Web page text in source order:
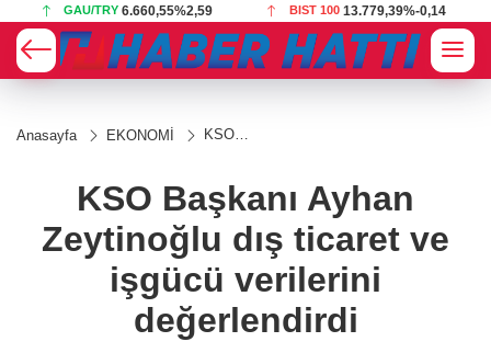
GAU/TRY 6.660,55%2,59 BIST 100 13.779,39%-0,14
Anasayfa EKONOMİ
KSO
Zeytinoğlu
dış ticaret
ve işgücü
verilerini
değerlendirdi
KSO Başkanı Ayhan
Zeytinoğlu dış ticaret ve
işgücü verilerini
değerlendirdi